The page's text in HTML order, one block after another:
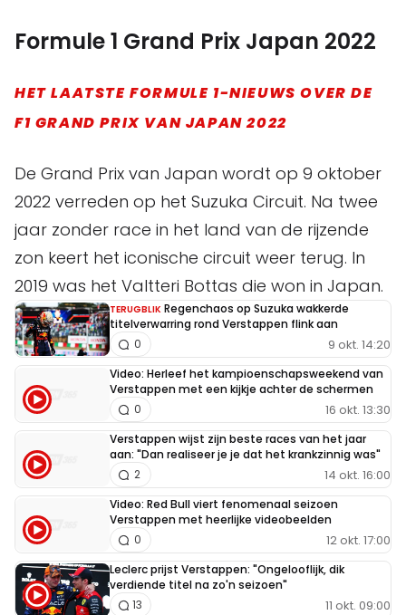
Formule 1 Grand Prix Japan 2022
HET LAATSTE FORMULE 1-NIEUWS OVER DE
F1 GRAND PRIX VAN JAPAN 2022
De Grand Prix van Japan wordt op 9 oktober
2022 verreden op het Suzuka Circuit. Na twee
jaar zonder race in het land van de rijzende
zon keert het iconische circuit weer terug. In
2019 was het Valtteri Bottas die won in Japan.
TERUGBLIK Regenchaos op Suzuka wakkerde
titelverwarring rond Verstappen flink aan
9 okt. 14:20
0
Video: Herleef het kampioenschapsweekend van
Verstappen met een kijkje achter de schermen
16 okt. 13:30
0
Verstappen wijst zijn beste races van het jaar
aan: "Dan realiseer je je dat het krankzinnig was"
14 okt. 16:00
2
Video: Red Bull viert fenomenaal seizoen
Verstappen met heerlijke videobeelden
12 okt. 17:00
0
Leclerc prijst Verstappen: "Ongelooflijk, dik
verdiende titel na zo'n seizoen"
11 okt. 09:00
13